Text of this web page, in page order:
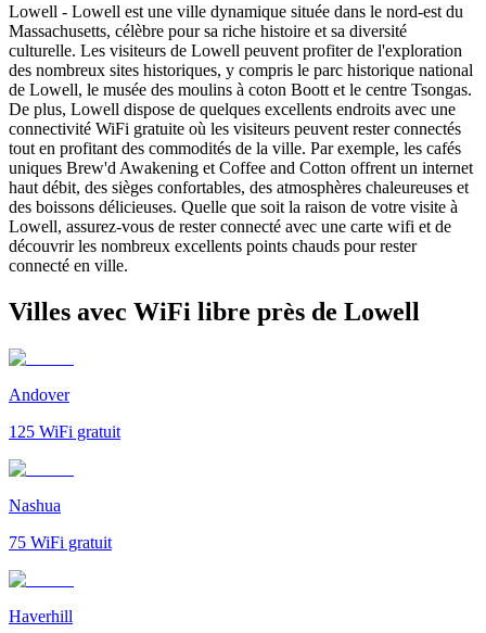
Lowell - Lowell est une ville dynamique située dans le nord-est du
Massachusetts, célèbre pour sa riche histoire et sa diversité
culturelle. Les visiteurs de Lowell peuvent profiter de l'exploration
des nombreux sites historiques, y compris le parc historique national
de Lowell, le musée des moulins à coton Boott et le centre Tsongas.
De plus, Lowell dispose de quelques excellents endroits avec une
connectivité WiFi gratuite où les visiteurs peuvent rester connectés
tout en profitant des commodités de la ville. Par exemple, les cafés
uniques Brew'd Awakening et Coffee and Cotton offrent un internet
haut débit, des sièges confortables, des atmosphères chaleureuses et
des boissons délicieuses. Quelle que soit la raison de votre visite à
Lowell, assurez-vous de rester connecté avec une carte wifi et de
découvrir les nombreux excellents points chauds pour rester
connecté en ville.
Villes avec WiFi libre près de Lowell
Andover
125 WiFi gratuit
Nashua
75 WiFi gratuit
Haverhill